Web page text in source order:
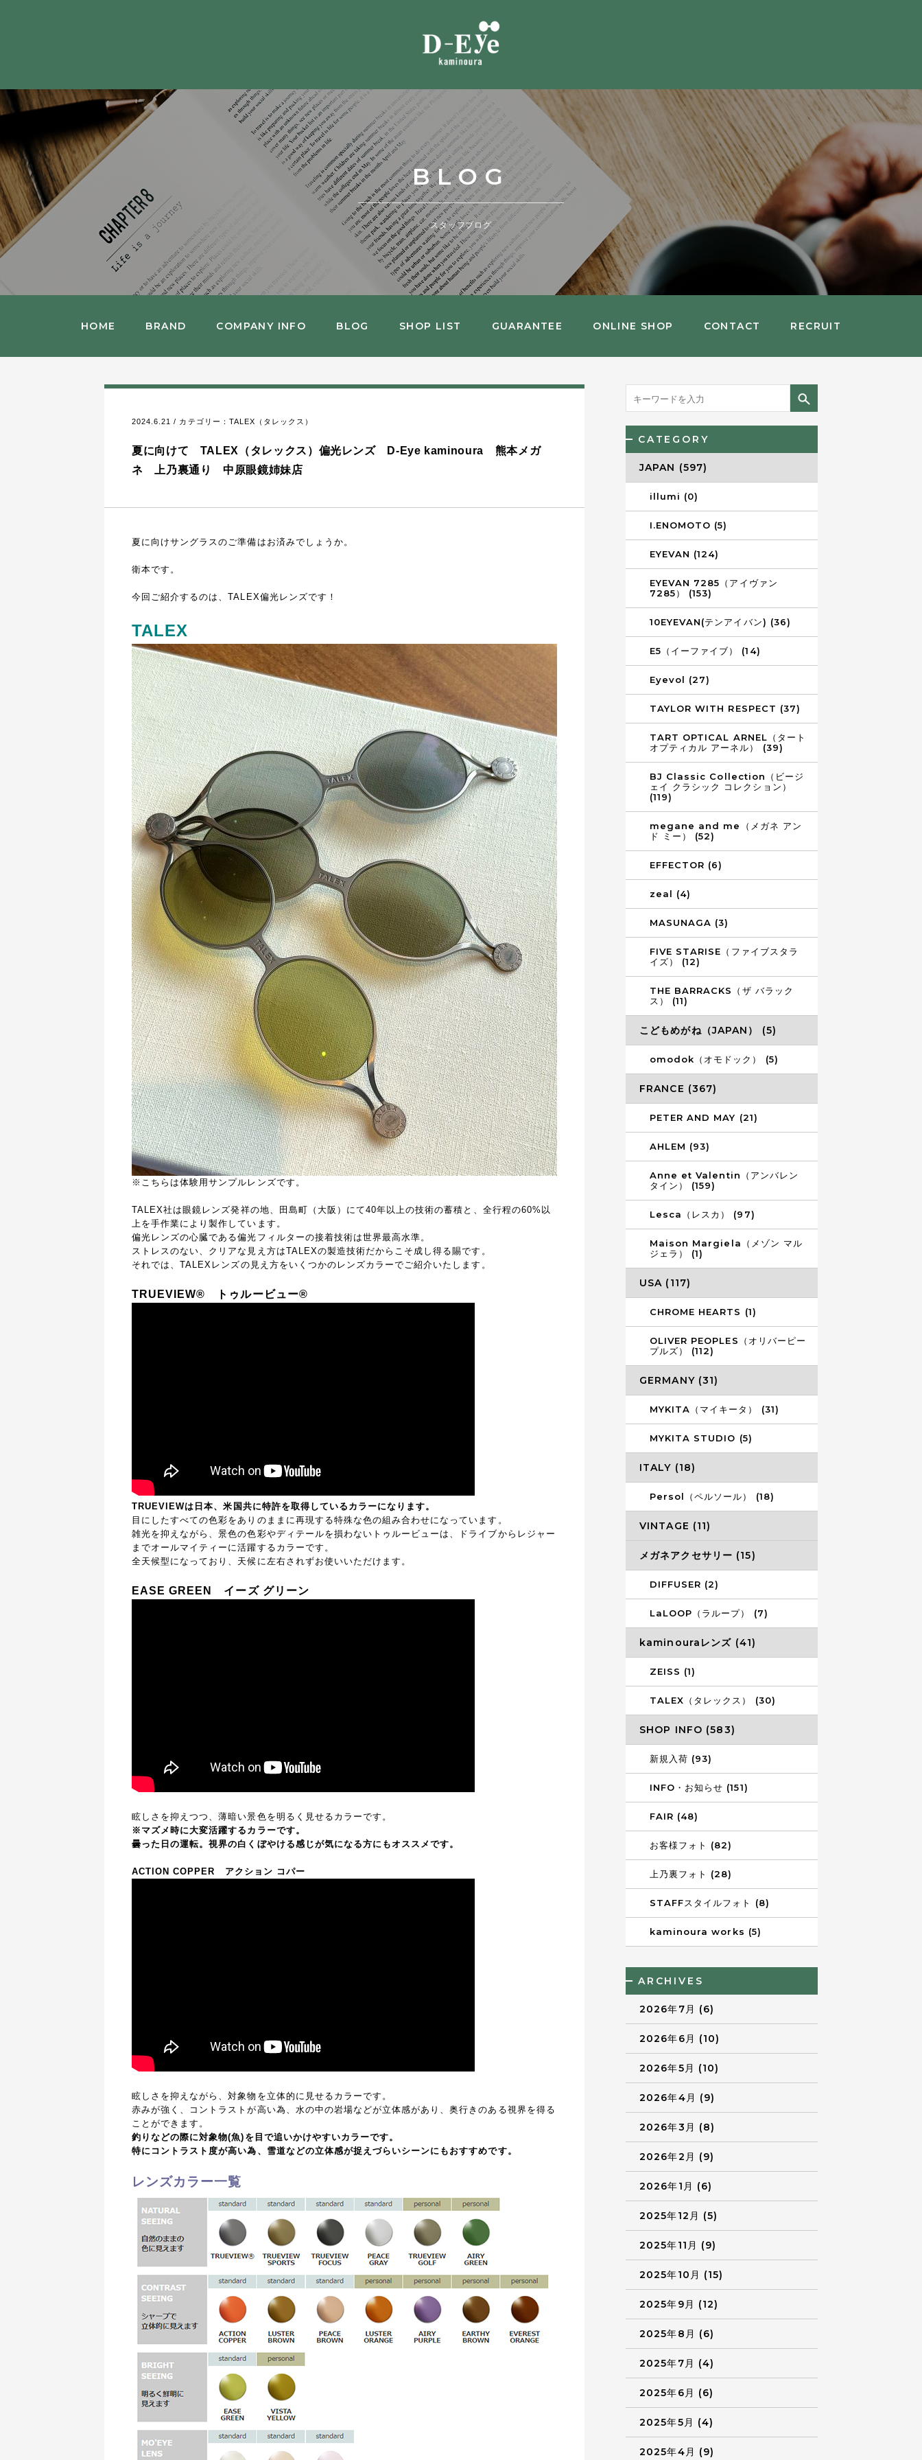
BLOG
スタッフブログ
HOME BRAND COMPANY INFO BLOG SHOP LIST GUARANTEE ONLINE SHOP CONTACT RECRUIT
2024.6.21 / カテゴリー： TALEX（タレックス）
夏に向けて TALEX（タレックス）偏光レンズ D-Eye kaminoura 熊本メガ
ネ 上乃裏通り 中原眼鏡姉妹店
夏に向けサングラスのご準備はお済みでしょうか。
衛本です。
今回ご紹介するのは、TALEX偏光レンズです！
TALEX
※こちらは体験用サンプルレンズです。
TALEX社は眼鏡レンズ発祥の地、田島町（大阪）にて40年以上の技術の蓄積と、全行程の60%以
上を手作業により製作しています。
偏光レンズの心臓である偏光フィルターの接着技術は世界最高水準。
ストレスのない、クリアな見え方はTALEXの製造技術だからこそ成し得る賜です。
それでは、TALEXレンズの見え方をいくつかのレンズカラーでご紹介いたします。
TRUEVIEW® トゥルービュー®
TRUEVIEWは日本、米国共に特許を取得しているカラーになります。
目にしたすべての色彩をありのままに再現する特殊な色の組み合わせになっています。
雑光を抑えながら、景色の色彩やディテールを損わないトゥルービューは、ドライブからレジャー
までオールマイティーに活躍するカラーです。
全天候型になっており、天候に左右されずお使いいただけます。
EASE GREEN イーズ グリーン
眩しさを抑えつつ、薄暗い景色を明るく見せるカラーです。
※マズメ時に大変活躍するカラーです。
曇った日の運転。視界の白くぼやける感じが気になる方にもオススメです。
ACTION COPPER アクション コパー
眩しさを抑えながら、対象物を立体的に見せるカラーです。
赤みが強く、コントラストが高い為、水の中の岩場などが立体感があり、奥行きのある視界を得る
ことができます。
釣りなどの際に対象物(魚)を目で追いかけやすいカラーです。
特にコントラスト度が高い為、雪道などの立体感が捉えづらいシーンにもおすすめです。
レンズカラー一覧
CATEGORY
JAPAN (597)
illumi (0)
I.ENOMOTO (5)
EYEVAN (124)
EYEVAN 7285（アイヴァン
7285） (153)
10EYEVAN(テンアイバン) (36)
E5（イーファイブ） (14)
Eyevol (27)
TAYLOR WITH RESPECT (37)
TART OPTICAL ARNEL（タート
オプティカル アーネル） (39)
BJ Classic Collection（ビージ
ェイ クラシック コレクション）
(119)
megane and me（メガネ アン
ド ミー） (52)
EFFECTOR (6)
zeal (4)
MASUNAGA (3)
FIVE STARISE（ファイブスタラ
イズ） (12)
THE BARRACKS（ザ バラック
ス） (11)
こどもめがね（JAPAN） (5)
omodok（オモドック） (5)
FRANCE (367)
PETER AND MAY (21)
AHLEM (93)
Anne et Valentin（アンバレン
タイン） (159)
Lesca（レスカ） (97)
Maison Margiela（メゾン マル
ジェラ） (1)
USA (117)
CHROME HEARTS (1)
OLIVER PEOPLES（オリバーピー
プルズ） (112)
GERMANY (31)
MYKITA（マイキータ） (31)
MYKITA STUDIO (5)
ITALY (18)
Persol（ペルソール） (18)
VINTAGE (11)
メガネアクセサリー (15)
DIFFUSER (2)
LaLOOP（ラループ） (7)
kaminouraレンズ (41)
ZEISS (1)
TALEX（タレックス） (30)
SHOP INFO (583)
新規入荷 (93)
INFO・お知らせ (151)
FAIR (48)
お客様フォト (82)
上乃裏フォト (28)
STAFFスタイルフォト (8)
kaminoura works (5)
ARCHIVES
2026年7月 (6)
2026年6月 (10)
2026年5月 (10)
2026年4月 (9)
2026年3月 (8)
2026年2月 (9)
2026年1月 (6)
2025年12月 (5)
2025年11月 (9)
2025年10月 (15)
2025年9月 (12)
2025年8月 (6)
2025年7月 (4)
2025年6月 (6)
2025年5月 (4)
2025年4月 (9)